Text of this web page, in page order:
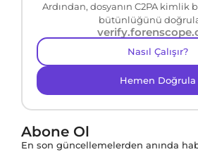
Ardından, dosyanın C2PA kimlik
bütünlüğünü
Nasıl Çalışır?
Hemen Doğrula
Abone Ol
En son güncellemelerden anında